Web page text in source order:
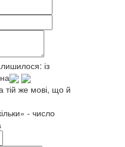
із
тій же мові, що й
- число